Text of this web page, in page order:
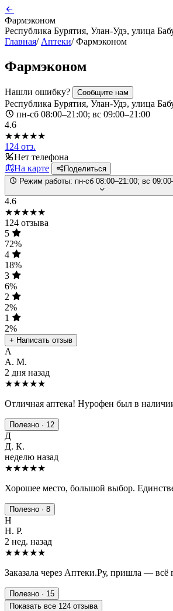
Фармэконом
Республика Бурятия, Улан-Удэ, улица
Главная/ Аптеки/ Фармэконом
Фармэконом
Нашли ошибку? Сообщите нам
Республика Бурятия, Улан-Удэ, улица
пн-сб 08:00–21:00; вс 09:00–21:00
4.6
★★★★★
124 отз.
Нет телефона
На карте
Поделиться
Режим работы: пн-сб 08:00–21:00; вс
4.6
★★★★★
124 отзыва
5
72%
4
18%
3
6%
2
2%
1
2%
+ Написать отзыв
А
А. М.
2 дня назад
★★★★★
Отличная аптека! Нурофен был в
Полезно · 12
Д
Д. К.
неделю назад
★★★★★
Хорошее место, большой выбор.
Полезно · 8
Н
Н. Р.
2 нед. назад
★★★★★
Заказала через Аптеки.Ру, пришла — всё
Полезно · 15
Показать все 124 отзыва